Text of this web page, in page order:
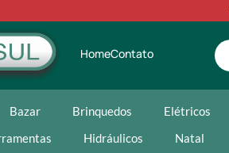
HomeContato
Bazar Brinquedos Elétricos
Hidráulicos Natal